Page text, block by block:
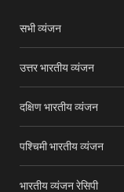
सभी व्यंजन
उत्तर भारतीय व्यंजन
दक्षिण भारतीय व्यंजन
पश्चिमी भारतीय व्यंजन
भारतीय व्यंजन रेसिपी